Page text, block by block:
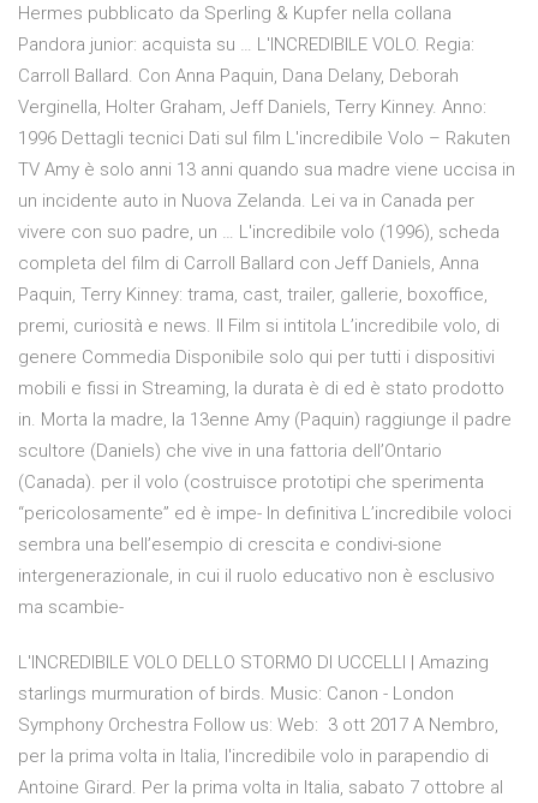
Hermes pubblicato da Sperling & Kupfer nella collana
Pandora junior: acquista su … L'INCREDIBILE VOLO. Regia:
Carroll Ballard. Con Anna Paquin, Dana Delany, Deborah
Verginella, Holter Graham, Jeff Daniels, Terry Kinney. Anno:
1996 Dettagli tecnici Dati sul film L'incredibile Volo – Rakuten
TV Amy è solo anni 13 anni quando sua madre viene uccisa in
un incidente auto in Nuova Zelanda. Lei va in Canada per
vivere con suo padre, un … L'incredibile volo (1996), scheda
completa del film di Carroll Ballard con Jeff Daniels, Anna
Paquin, Terry Kinney: trama, cast, trailer, gallerie, boxoffice,
premi, curiosità e news. Il Film si intitola L’incredibile volo, di
genere Commedia Disponibile solo qui per tutti i dispositivi
mobili e fissi in Streaming, la durata è di ed è stato prodotto
in. Morta la madre, la 13enne Amy (Paquin) raggiunge il padre
scultore (Daniels) che vive in una fattoria dell’Ontario
(Canada). per il volo (costruisce prototipi che sperimenta
“pericolosamente” ed è impe- In definitiva L’incredibile voloci
sembra una bell’esempio di crescita e condivi-sione
intergenerazionale, in cui il ruolo educativo non è esclusivo
ma scambie-
L'INCREDIBILE VOLO DELLO STORMO DI UCCELLI | Amazing
starlings murmuration of birds. Music: Canon - London
Symphony Orchestra Follow us: Web: 3 ott 2017 A Nembro,
per la prima volta in Italia, l'incredibile volo in parapendio di
Antoine Girard. Per la prima volta in Italia, sabato 7 ottobre al